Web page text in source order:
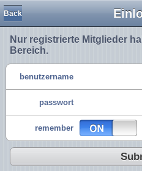
Back
Nur registrierte Mitglieder
Bereich.
benutzername
passwort
remember